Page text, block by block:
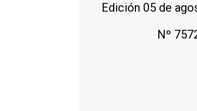
Edición 05 de
Nº